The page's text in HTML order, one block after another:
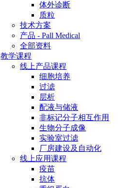
体外诊断
质粒
技术方案
产品 - Pall Medical
全部资料
教学课程
线上产品课程
细胞培养
过滤
层析
配液与储液
非标记分子相互作用
生物分子成像
实验室过滤
厂房建设及自动化
线上应用课程
疫苗
抗体